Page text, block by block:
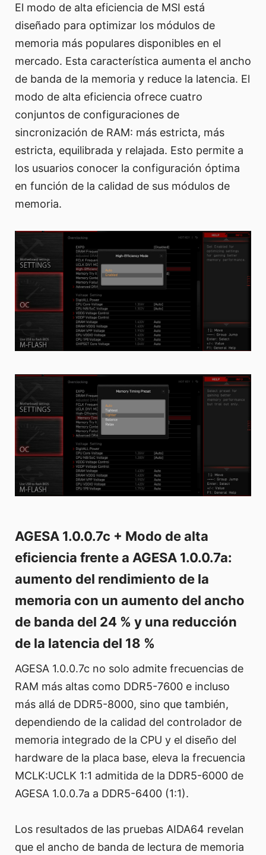
El modo de alta eficiencia de MSI está
diseñado para optimizar los módulos de
memoria más populares disponibles en el
mercado. Esta característica aumenta el ancho
de banda de la memoria y reduce la latencia. El
modo de alta eficiencia ofrece cuatro
conjuntos de configuraciones de
sincronización de RAM: más estricta, más
estricta, equilibrada y relajada. Esto permite a
los usuarios conocer la configuración óptima
en función de la calidad de sus módulos de
memoria.
AGESA 1.0.0.7c + Modo de alta
eficiencia frente a AGESA 1.0.0.7a:
aumento del rendimiento de la
memoria con un aumento del ancho
de banda del 24 % y una reducción
de la latencia del 18 %
AGESA 1.0.0.7c no solo admite frecuencias de
RAM más altas como DDR5-7600 e incluso
más allá de DDR5-8000, sino que también,
dependiendo de la calidad del controlador de
memoria integrado de la CPU y el diseño del
hardware de la placa base, eleva la frecuencia
MCLK:UCLK 1:1 admitida de la DDR5-6000 de
AGESA 1.0.0.7a a DDR5-6400 (1:1).
Los resultados de las pruebas AIDA64 revelan
que el ancho de banda de lectura de memoria